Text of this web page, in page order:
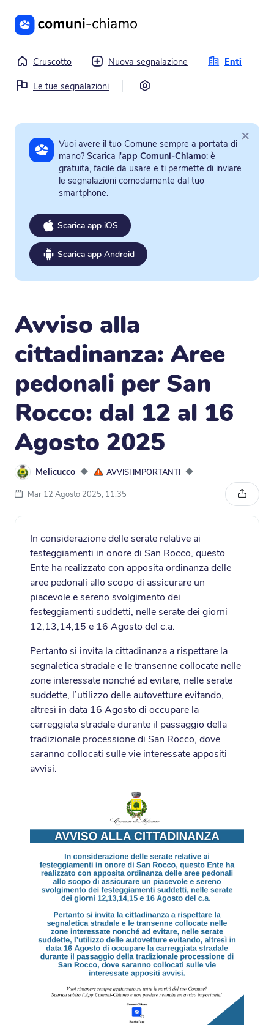
Vai al contenuto principale
Cruscotto Nuova segnalazione
Enti
Le tue segnalazioni
Vuoi avere il tuo Comune sempre a portata di
mano? Scarica l'app Comuni-Chiamo: è
gratuita, facile da usare e ti permette di inviare
le segnalazioni comodamente dal tuo
smartphone.
Scarica app iOS
Scarica app Android
×
Avviso alla
cittadinanza: Aree
pedonali per San
Rocco: dal 12 al 16
Agosto 2025
Melicucco ◆ AVVISI IMPORTANTI ◆
Mar 12 Agosto 2025, 11:35
In considerazione delle serate relative ai
festeggiamenti in onore di San Rocco, questo
Ente ha realizzato con apposita ordinanza delle
aree pedonali allo scopo di assicurare un
piacevole e sereno svolgimento dei
festeggiamenti suddetti, nelle serate dei giorni
12,13,14,15 e 16 Agosto del c.a.
Pertanto si invita la cittadinanza a rispettare la
segnaletica stradale e le transenne collocate nelle
zone interessate nonché ad evitare, nelle serate
suddette, l’utilizzo delle autovetture evitando,
altresì in data 16 Agosto di occupare la
carreggiata stradale durante il passaggio della
tradizionale processione di San Rocco, dove
saranno collocati sulle vie interessate appositi
avvisi.